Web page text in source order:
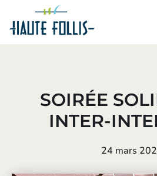
SOIRÉE
INTER-
24 mars